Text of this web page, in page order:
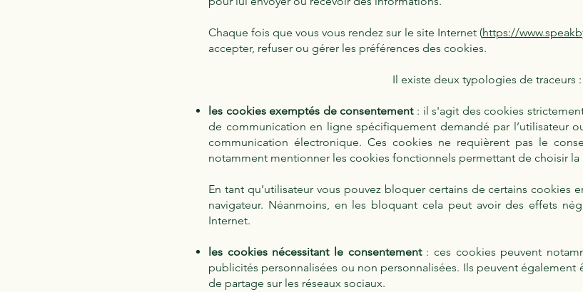
Chaque fois que vous vous rendez sur le site Internet (https://
accepter, refuser ou gérer les préférences des cookies.
Il existe deux typologies de traceurs :
les cookies exemptés de consentement : il s'agit des cookies
de communication en ligne spécifiquement demandé par l’utilisateur
communication électronique. Ces cookies ne requièrent pas le
notamment mentionner les cookies fonctionnels permettant de choisir la
En tant qu’utilisateur vous pouvez bloquer certains de certains cookies
navigateur. Néanmoins, en les bloquant cela peut avoir des effets
Internet.
les cookies nécessitant le consentement: ces cookies peuvent
publicités personnalisées ou non personnalisées. Ils peuvent
de partage sur les réseaux sociaux.